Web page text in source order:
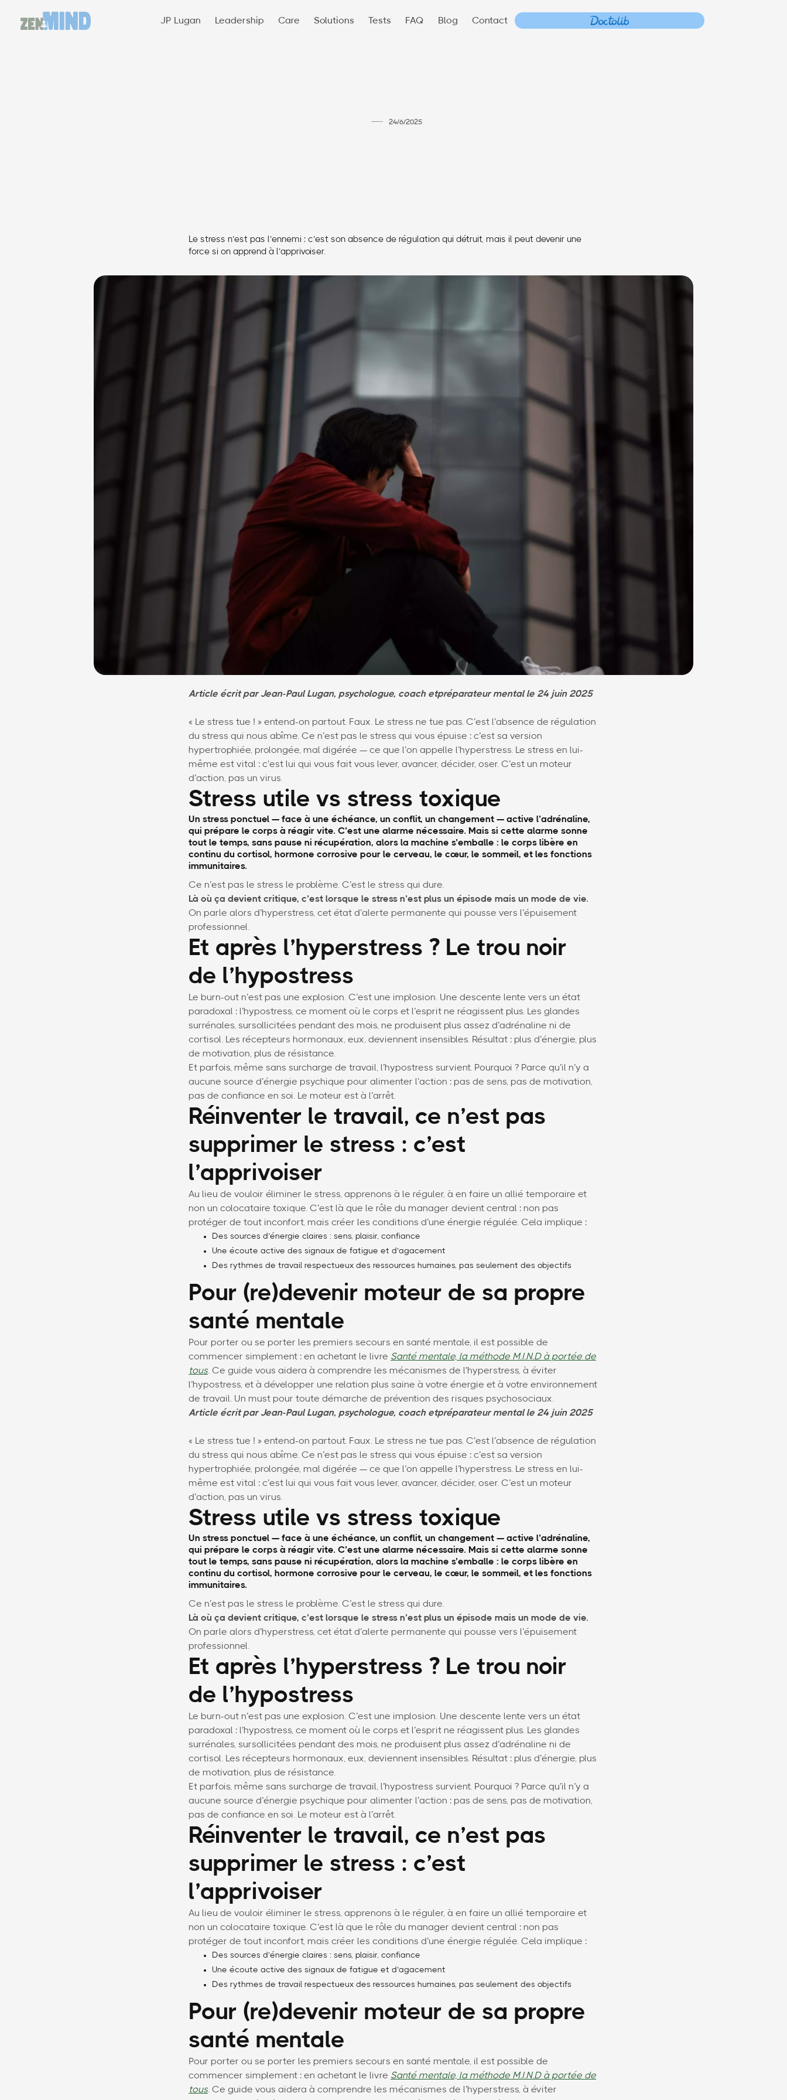
JP Lugan Leadership Care Solutions Tests FAQ Blog Contact
24/6/2025
Le stress n’est pas l’ennemi : c’est son absence de régulation qui détruit, mais il peut devenir une
force si on apprend à l’apprivoiser.
Article écrit par Jean-Paul Lugan, psychologue, coach etpréparateur mental le 24 juin 2025
« Le stress tue ! » entend-on partout. Faux. Le stress ne tue pas. C’est l’absence de régulation
du stress qui nous abîme. Ce n’est pas le stress qui vous épuise : c’est sa version
hypertrophiée, prolongée, mal digérée — ce que l’on appelle l’hyperstress. Le stress en lui-
même est vital : c’est lui qui vous fait vous lever, avancer, décider, oser. C’est un moteur
d’action, pas un virus.
Stress utile vs stress toxique
Un stress ponctuel — face à une échéance, un conflit, un changement — active l’adrénaline,
qui prépare le corps à réagir vite. C’est une alarme nécessaire. Mais si cette alarme sonne
tout le temps, sans pause ni récupération, alors la machine s’emballe : le corps libère en
continu du cortisol, hormone corrosive pour le cerveau, le cœur, le sommeil, et les fonctions
immunitaires.
Ce n’est pas le stress le problème. C’est le stress qui dure.
Là où ça devient critique, c’est lorsque le stress n’est plus un épisode mais un mode de vie.
On parle alors d’hyperstress, cet état d’alerte permanente qui pousse vers l’épuisement
professionnel.
Et après l’hyperstress ? Le trou noir
de l’hypostress
Le burn-out n’est pas une explosion. C’est une implosion. Une descente lente vers un état
paradoxal : l’hypostress, ce moment où le corps et l’esprit ne réagissent plus. Les glandes
surrénales, sursollicitées pendant des mois, ne produisent plus assez d’adrénaline ni de
cortisol. Les récepteurs hormonaux, eux, deviennent insensibles. Résultat : plus d’énergie, plus
de motivation, plus de résistance.
Et parfois, même sans surcharge de travail, l’hypostress survient. Pourquoi ? Parce qu’il n’y a
aucune source d’énergie psychique pour alimenter l’action : pas de sens, pas de motivation,
pas de confiance en soi. Le moteur est à l’arrêt.
Réinventer le travail, ce n’est pas
supprimer le stress : c’est
l’apprivoiser
Au lieu de vouloir éliminer le stress, apprenons à le réguler, à en faire un allié temporaire et
non un colocataire toxique. C’est là que le rôle du manager devient central : non pas
protéger de tout inconfort, mais créer les conditions d’une énergie régulée. Cela implique :
Des sources d’énergie claires : sens, plaisir, confiance
Une écoute active des signaux de fatigue et d’agacement
Des rythmes de travail respectueux des ressources humaines, pas seulement des objectifs
Pour (re)devenir moteur de sa propre
santé mentale
Pour porter ou se porter les premiers secours en santé mentale, il est possible de
commencer simplement : en achetant le livre Santé mentale, la méthode M.I.N.D à portée de
tous. Ce guide vous aidera à comprendre les mécanismes de l’hyperstress, à éviter
l’hypostress, et à développer une relation plus saine à votre énergie et à votre environnement
de travail. Un must pour toute démarche de prévention des risques psychosociaux.
Article écrit par Jean-Paul Lugan, psychologue, coach etpréparateur mental le 24 juin 2025
« Le stress tue ! » entend-on partout. Faux. Le stress ne tue pas. C’est l’absence de régulation
du stress qui nous abîme. Ce n’est pas le stress qui vous épuise : c’est sa version
hypertrophiée, prolongée, mal digérée — ce que l’on appelle l’hyperstress. Le stress en lui-
même est vital : c’est lui qui vous fait vous lever, avancer, décider, oser. C’est un moteur
d’action, pas un virus.
Stress utile vs stress toxique
Un stress ponctuel — face à une échéance, un conflit, un changement — active l’adrénaline,
qui prépare le corps à réagir vite. C’est une alarme nécessaire. Mais si cette alarme sonne
tout le temps, sans pause ni récupération, alors la machine s’emballe : le corps libère en
continu du cortisol, hormone corrosive pour le cerveau, le cœur, le sommeil, et les fonctions
immunitaires.
Ce n’est pas le stress le problème. C’est le stress qui dure.
Là où ça devient critique, c’est lorsque le stress n’est plus un épisode mais un mode de vie.
On parle alors d’hyperstress, cet état d’alerte permanente qui pousse vers l’épuisement
professionnel.
Et après l’hyperstress ? Le trou noir
de l’hypostress
Le burn-out n’est pas une explosion. C’est une implosion. Une descente lente vers un état
paradoxal : l’hypostress, ce moment où le corps et l’esprit ne réagissent plus. Les glandes
surrénales, sursollicitées pendant des mois, ne produisent plus assez d’adrénaline ni de
cortisol. Les récepteurs hormonaux, eux, deviennent insensibles. Résultat : plus d’énergie, plus
de motivation, plus de résistance.
Et parfois, même sans surcharge de travail, l’hypostress survient. Pourquoi ? Parce qu’il n’y a
aucune source d’énergie psychique pour alimenter l’action : pas de sens, pas de motivation,
pas de confiance en soi. Le moteur est à l’arrêt.
Réinventer le travail, ce n’est pas
supprimer le stress : c’est
l’apprivoiser
Au lieu de vouloir éliminer le stress, apprenons à le réguler, à en faire un allié temporaire et
non un colocataire toxique. C’est là que le rôle du manager devient central : non pas
protéger de tout inconfort, mais créer les conditions d’une énergie régulée. Cela implique :
Des sources d’énergie claires : sens, plaisir, confiance
Une écoute active des signaux de fatigue et d’agacement
Des rythmes de travail respectueux des ressources humaines, pas seulement des objectifs
Pour (re)devenir moteur de sa propre
santé mentale
Pour porter ou se porter les premiers secours en santé mentale, il est possible de
commencer simplement : en achetant le livre Santé mentale, la méthode M.I.N.D à portée de
tous. Ce guide vous aidera à comprendre les mécanismes de l’hyperstress, à éviter